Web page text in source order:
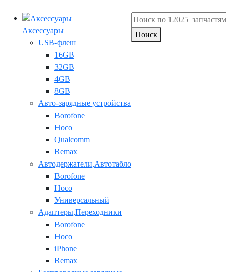
Аксессуары
USB-флеш
16GB
32GB
4GB
8GB
Авто-зарядные устройства
Borofone
Hoco
Qualcomm
Remax
Автодержатели,Автотабло
Borofone
Hoco
Универсальный
Адаптеры,Переходники
Borofone
Hoco
iPhone
Remax
Поиск